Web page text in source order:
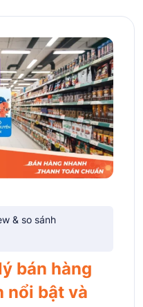
& so sánh
bán hàng
nổi bật và